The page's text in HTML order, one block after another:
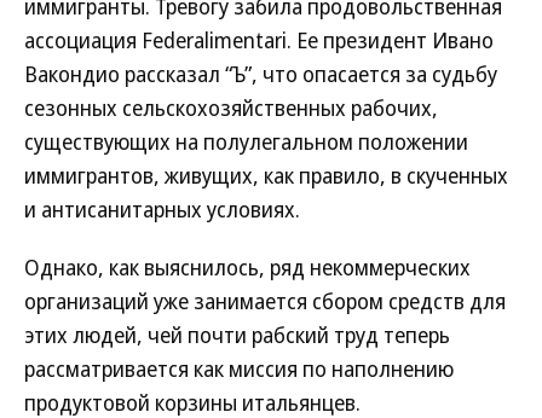
иммигранты. Тревогу забила продовольственная
ассоциация Federalimentari. Ее президент Ивано
Вакондио рассказал “Ъ”, что опасается за судьбу
сезонных сельскохозяйственных рабочих,
существующих на полулегальном положении
иммигрантов, живущих, как правило, в скученных
и антисанитарных условиях.
Однако, как выяснилось, ряд некоммерческих
организаций уже занимается сбором средств для
этих людей, чей почти рабский труд теперь
рассматривается как миссия по наполнению
продуктовой корзины итальянцев.